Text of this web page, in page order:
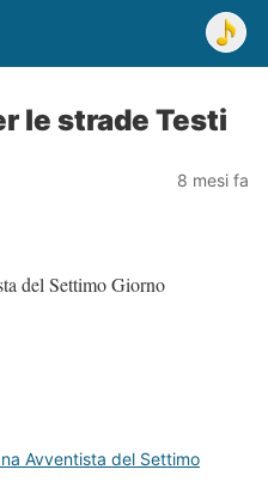
le strade Testi
8 mesi fa
del Settimo Giorno
Avventista del Settimo